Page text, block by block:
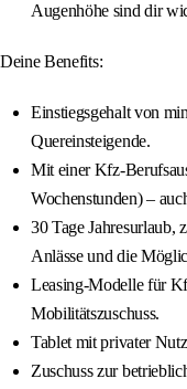
Augenhöhe sind dir
Deine Benefits:
Einstiegsgehalt von
Quereinsteigende.
Mit einer Kfz-
Wochenstunden) –
30 Tage Jahresurlaub,
Anlässe und die
Leasing-Modelle für
Mobilitätszuschuss.
Tablet mit privater
Zuschuss zur